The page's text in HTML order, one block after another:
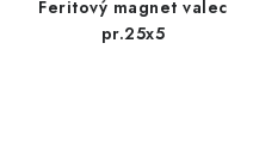
Feritový magnet valec
pr.25x5